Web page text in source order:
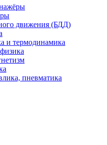
движения (БДД)
и термодинамика
пневматика